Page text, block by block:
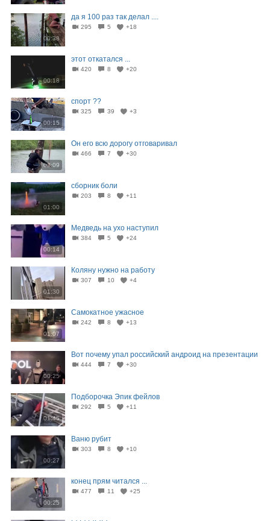
00:38
да я 100 раз так делал ....
295 5 +18
00:18
этот откатался ...
420 8 +20
00:15
спорт ??
325 39 +3
02:09
Он его всю дорогу отговаривал
466 7 +30
01:00
сборник боли
203 8 +11
00:14
Медведь на ухо наступил
384 5 +24
01:30
Коляну нужно на работу
307 10 +4
01:07
Самокатное ужасное
242 8 +13
00:25
Вот почему упал российский андроид на презентации
444 7 +30
01:45
Подборочка Эпик фейлов
292 5 +11
00:27
Ваню рубит
303 8 +10
00:25
конец прям читался ...
477 11 +25